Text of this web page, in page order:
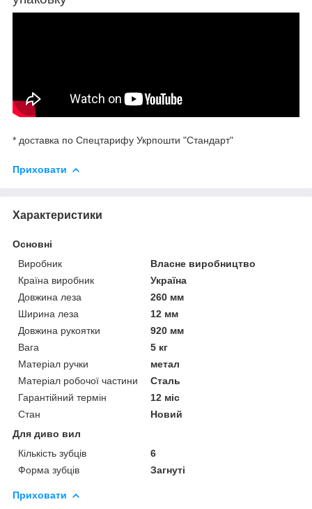
* доставка по Спецтарифу Укрпошти "Стандарт"
Приховати
Характеристики
Основні
Виробник
Власне виробництво
Країна виробник
Україна
Довжина леза
260 мм
Ширина леза
12 мм
Довжина рукоятки
920 мм
Вага
5 кг
Матеріал ручки
метал
Матеріал робочої частини
Сталь
Гарантійний термін
12 міс
Стан
Новий
Для диво вил
Кількість зубців
6
Форма зубців
Загнуті
Приховати